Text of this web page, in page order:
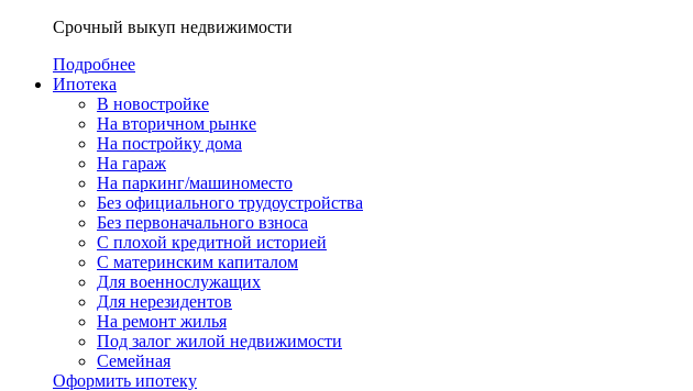
Срочный выкуп недвижимости
Подробнее
Ипотека
В новостройке
На вторичном рынке
На постройку дома
На гараж
На паркинг/машиноместо
Без официального трудоустройства
Без первоначального взноса
С плохой кредитной историей
С материнским капиталом
Для военнослужащих
Для нерезидентов
На ремонт жилья
Под залог жилой недвижимости
Семейная
Оформить ипотеку